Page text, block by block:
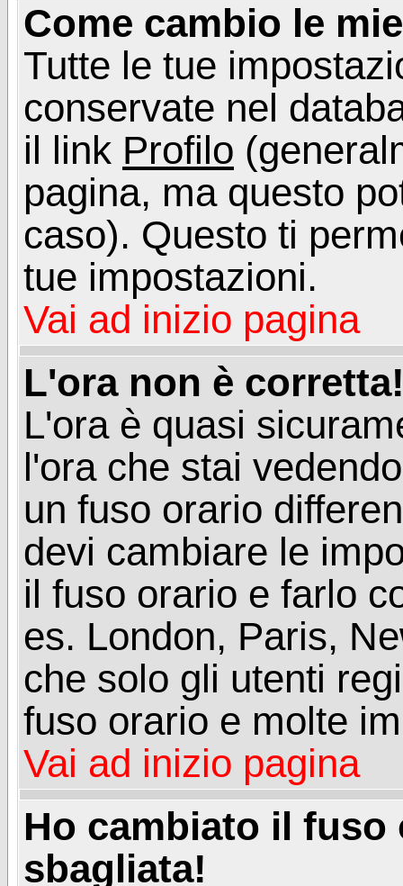
Come cambio le
Tutte le tue
conservate nel
il link Profilo
pagina, ma questo
caso). Questo ti
tue impostazioni.
Vai ad inizio pagina
L'ora non è
L'ora è quasi
l'ora che stai
un fuso orario
devi cambiare le
il fuso orario e farlo
es. London, Paris,
che solo gli utenti
fuso orario e molte
Vai ad inizio pagina
Ho cambiato il fuso
sbagliata!